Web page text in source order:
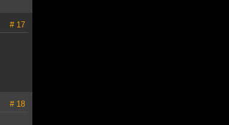
# 17
# 18